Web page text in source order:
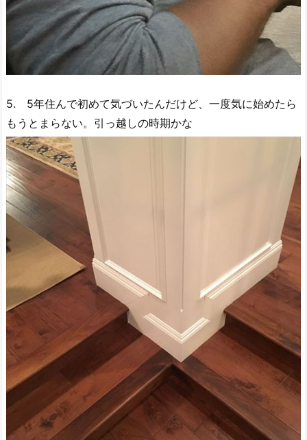
5. 5年住んで初めて気づいたんだけど、一度気に始めたら
もうとまらない。引っ越しの時期かな